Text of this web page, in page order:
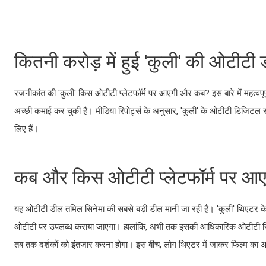
कितनी करोड़ में हुई 'कुली' की ओटीटी
रजनीकांत की 'कुली' किस ओटीटी प्लेटफॉर्म पर आएगी और कब? इस बारे में
अच्छी कमाई कर चुकी है। मीडिया रिपोर्ट्स के अनुसार, 'कुली' के ओटीटी
लिए हैं।
कब और किस ओटीटी प्लेटफॉर्म पर
यह ओटीटी डील तमिल सिनेमा की सबसे बड़ी डील मानी जा रही है। 'कुली' थिएटर
ओटीटी पर उपलब्ध कराया जाएगा। हालांकि, अभी तक इसकी आधिकारिक
तब तक दर्शकों को इंतजार करना होगा। इस बीच, लोग थिएटर में जाकर फिल्म